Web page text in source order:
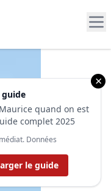
×
guide
quand on est
complet 2025
Données
le guide